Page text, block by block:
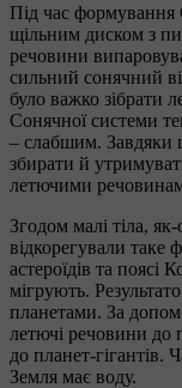
Під час формування
щільним диском з
речовини
сильний сонячний
було важко зібрати
Сонячної системи
– слабшим. Завдяки
збирати й
летючими
Згодом малі тіла,
відкорегували таке
астероїдів та поясі
мігрують.
планетами. За
летючі речовини до
до планет-гігантів.
Земля має воду.